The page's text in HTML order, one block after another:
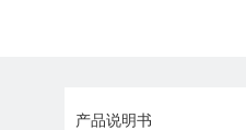
产品说明书